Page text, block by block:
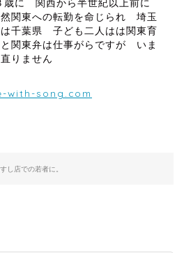
歳に 関西から半世紀以上前に
関東への転勤を命じられ 埼玉
千葉県 子ども二人はは関東育
関東弁は仕事がらですが いま
りません
song.com
し店での若者に。